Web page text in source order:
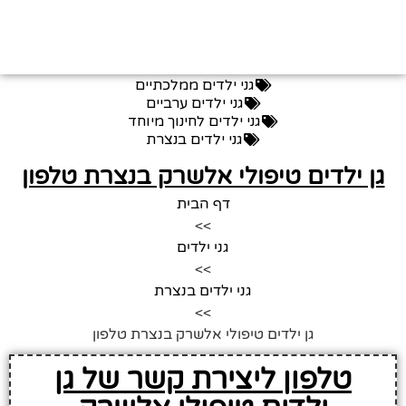
גני ילדים ממלכתיים
גני ילדים ערביים
גני ילדים לחינוך מיוחד
גני ילדים בנצרת
גן ילדים טיפולי אלשרק בנצרת טלפון
דף הבית
>>
גני ילדים
>>
גני ילדים בנצרת
>>
גן ילדים טיפולי אלשרק בנצרת טלפון
טלפון ליצירת קשר של גן